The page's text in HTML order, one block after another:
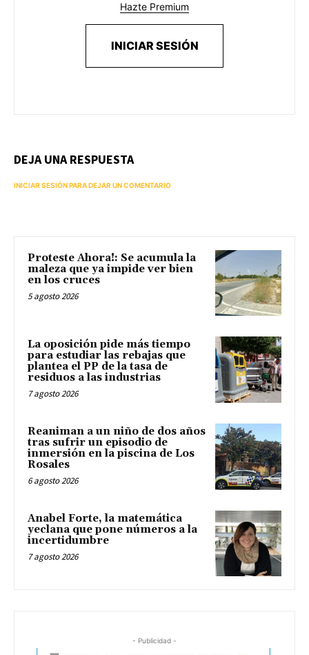
Hazte Premium
INICIAR SESIÓN
DEJA UNA RESPUESTA
INICIAR SESIÓN PARA DEJAR UN COMENTARIO
Proteste Ahora!: Se acumula la
maleza que ya impide ver bien
en los cruces
5 agosto 2026
La oposición pide más tiempo
para estudiar las rebajas que
plantea el PP de la tasa de
residuos a las industrias
7 agosto 2026
Reaniman a un niño de dos años
tras sufrir un episodio de
inmersión en la piscina de Los
Rosales
6 agosto 2026
Anabel Forte, la matemática
yeclana que pone números a la
incertidumbre
7 agosto 2026
- Publicidad -